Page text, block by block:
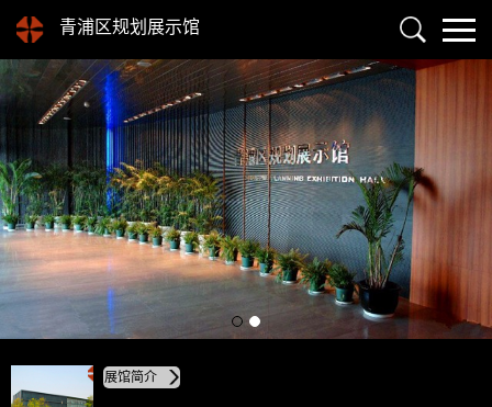
青浦区规划展示馆
展馆简介